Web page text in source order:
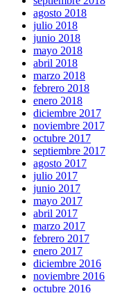
agosto 2018
julio 2018
junio 2018
mayo 2018
abril 2018
marzo 2018
febrero 2018
enero 2018
diciembre 2017
noviembre 2017
octubre 2017
septiembre 2017
agosto 2017
julio 2017
junio 2017
mayo 2017
abril 2017
marzo 2017
febrero 2017
enero 2017
diciembre 2016
noviembre 2016
octubre 2016